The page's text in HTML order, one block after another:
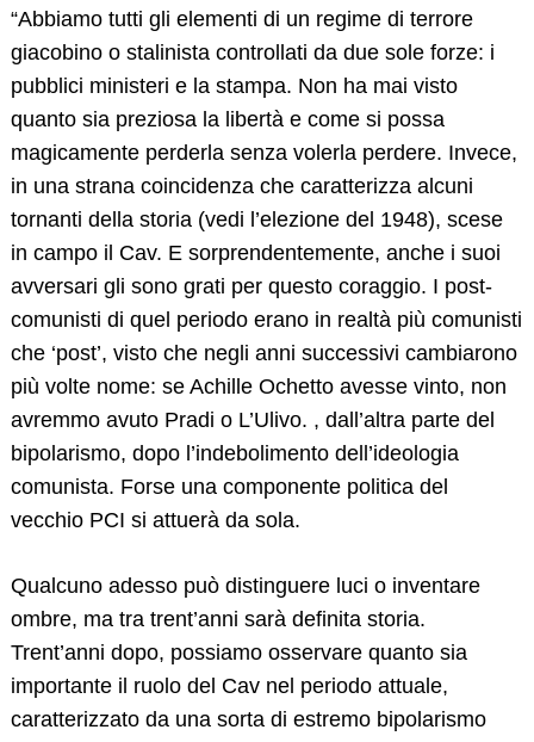
“Abbiamo tutti gli elementi di un regime di terrore
giacobino o stalinista controllati da due sole forze: i
pubblici ministeri e la stampa. Non ha mai visto
quanto sia preziosa la libertà e come si possa
magicamente perderla senza volerla perdere. Invece,
in una strana coincidenza che caratterizza alcuni
tornanti della storia (vedi l’elezione del 1948), scese
in campo il Cav. E sorprendentemente, anche i suoi
avversari gli sono grati per questo coraggio. I post-
comunisti di quel periodo erano in realtà più comunisti
che ‘post’, visto che negli anni successivi cambiarono
più volte nome: se Achille Ochetto avesse vinto, non
avremmo avuto Pradi o L’Ulivo. , dall’altra parte del
bipolarismo, dopo l’indebolimento dell’ideologia
comunista. Forse una componente politica del
vecchio PCI si attuerà da sola.
Qualcuno adesso può distinguere luci o inventare
ombre, ma tra trent’anni sarà definita storia.
Trent’anni dopo, possiamo osservare quanto sia
importante il ruolo del Cav nel periodo attuale,
caratterizzato da una sorta di estremo bipolarismo
Search
for: